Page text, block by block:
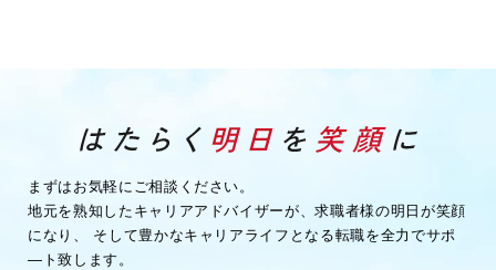
まずはお気軽にご相談ください。
地元を熟知したキャリアアドバイザーが、求職者様の明日が笑顔
になり、
そして豊かなキャリアライフとなる転職を全力でサポ
―ト致します。